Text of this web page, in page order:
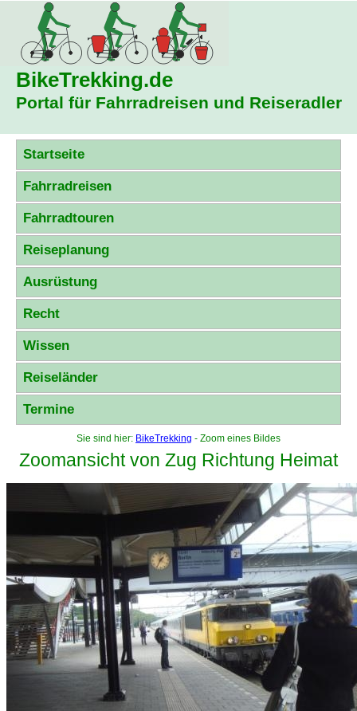
BikeTrekking.de
Portal für Fahrradreisen und Reiseradler
Startseite
Fahrradreisen
Fahrradtouren
Reiseplanung
Ausrüstung
Recht
Wissen
Reiseländer
Termine
Sie sind hier: BikeTrekking - Zoom eines Bildes
Zoomansicht von Zug Richtung Heimat